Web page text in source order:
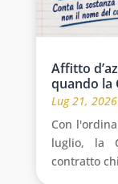
Affitto
quando la
Lug 21, 2026
Con
luglio, la
contratto